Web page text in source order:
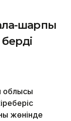
шарпы
облысы
жөнінде